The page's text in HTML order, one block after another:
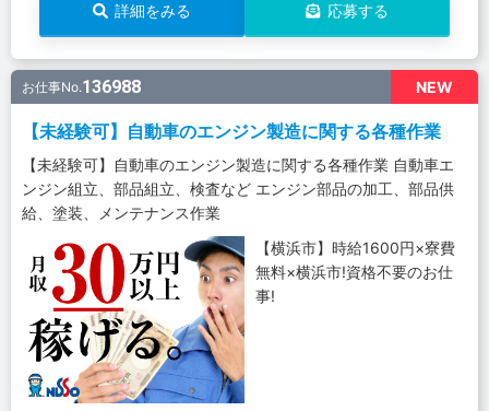
詳細をみる 応募する
NEW
お仕事No.136988
【未経験可】自動車のエンジン製造に関する各種作業
【未経験可】自動車のエンジン製造に関する各種作業 自動車エ
ンジン組立、部品組立、検査など エンジン部品の加工、部品供
給、塗装、メンテナンス作業
【横浜市】時給1600円×寮費
無料×横浜市!資格不要のお仕
事!